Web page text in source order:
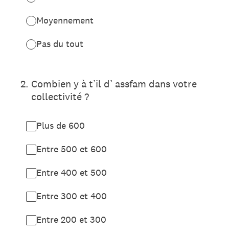
Moyennement
Pas du tout
2. Combien y à t’il d’ assfam dans votre
collectivité ?
Plus de 600
Entre 500 et 600
Entre 400 et 500
Entre 300 et 400
Entre 200 et 300